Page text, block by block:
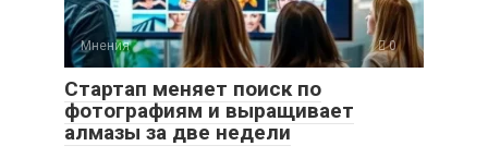
Мнения 0
Стартап меняет поиск по
фотографиям и выращивает
алмазы за две недели